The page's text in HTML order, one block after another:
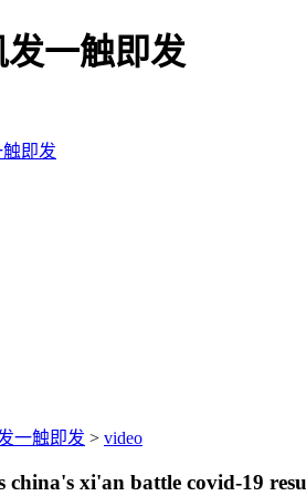
一触即发
即发
一触即发 > video
china's xi'an battle covid-19